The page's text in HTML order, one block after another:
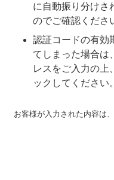
に自動振り分けさ
のでご確認くださ
認証コードの有効
てしまった場合は
レスをご入力の上
ックしてください。
お客様が入力された内容は